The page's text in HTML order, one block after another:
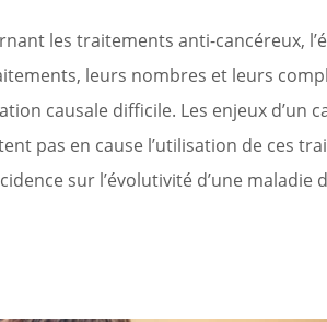
les traitements anti-cancéreux,
leurs nombres et leurs
causale difficile. Les enjeux d’un
pas en cause l’utilisation de ces
sur l’évolutivité d’une maladie